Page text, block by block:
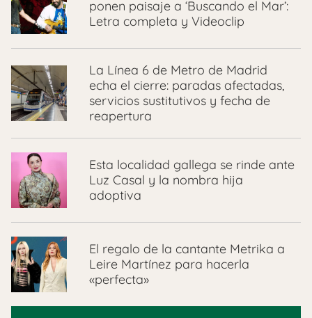
ponen paisaje a ‘Buscando el Mar’:
Letra completa y Videoclip
La Línea 6 de Metro de Madrid
echa el cierre: paradas afectadas,
servicios sustitutivos y fecha de
reapertura
Esta localidad gallega se rinde ante
Luz Casal y la nombra hija
adoptiva
El regalo de la cantante Metrika a
Leire Martínez para hacerla
«perfecta»